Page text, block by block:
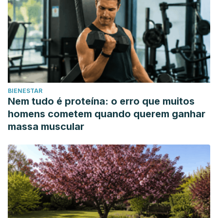
food.
International journal of food sciences and
nutrition
(4), 392–401.
https://doi.org/10.1080/09637486.2016.1258044
BIENESTAR
Nem tudo é proteína: o erro que muitos
homens cometem quando querem ganhar
massa muscular